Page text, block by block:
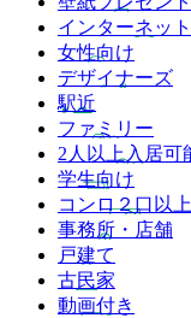
インターネッ
女性向け
デザイナーズ
駅近
ファミリー
2人以上入居可
学生向け
コンロ２口以上
事務所・店舗
戸建て
古民家
動画付き